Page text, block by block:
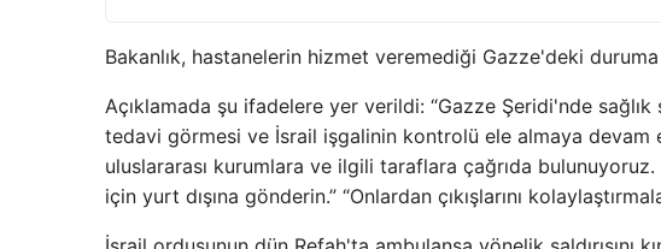
Bakanlık, hastanelerin hizmet veremediği Gazze'deki duruma
Açıklamada şu ifadelere yer verildi: “Gazze Şeridi'nde
tedavi görmesi ve İsrail işgalinin kontrolü ele almaya devam
uluslararası kurumlara ve ilgili taraflara çağrıda bulunuyoruz.
için yurt dışına gönderin.” “Onlardan çıkışlarını